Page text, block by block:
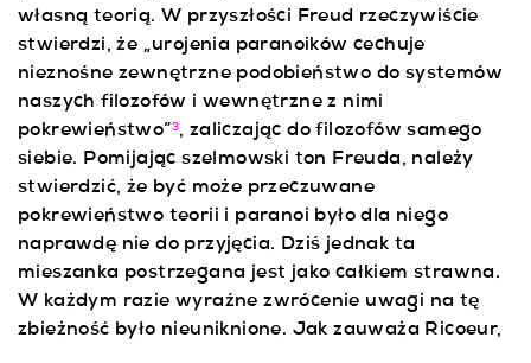
własną teorią. W przyszłości Freud rzeczywiście
stwierdzi, że „urojenia paranoików cechuje
nieznośne zewnętrzne podobieństwo do systemów
naszych filozofów i wewnętrzne z nimi
pokrewieństwo” 3, zaliczając do filozofów samego
siebie. Pomijając szelmowski ton Freuda, należy
stwierdzić, że być może przeczuwane
pokrewieństwo teorii i paranoi było dla niego
naprawdę nie do przyjęcia. Dziś jednak ta
mieszanka postrzegana jest jako całkiem strawna.
W każdym razie wyraźne zwrócenie uwagi na tę
zbieżność było nieuniknione. Jak zauważa Ricoeur,